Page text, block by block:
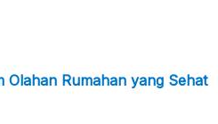
Olahan Rumahan yang Sehat